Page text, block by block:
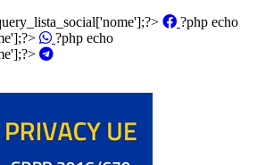
?php echo
?php echo